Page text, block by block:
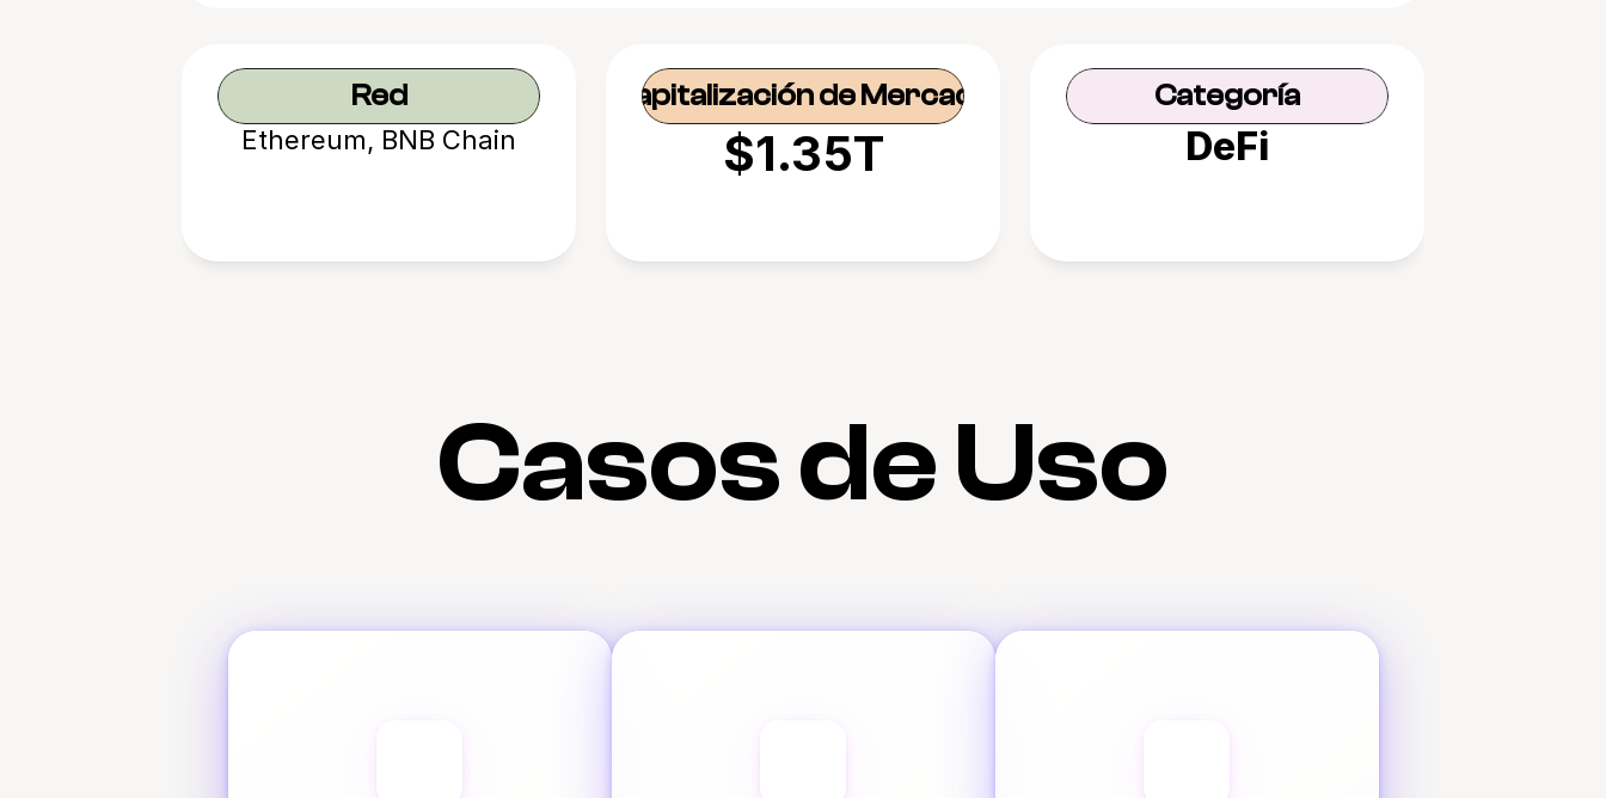
Red
Ethereum, BNB Chain
Capitalización de Mercado
$1.35T
Categoría
DeFi
Casos de Uso